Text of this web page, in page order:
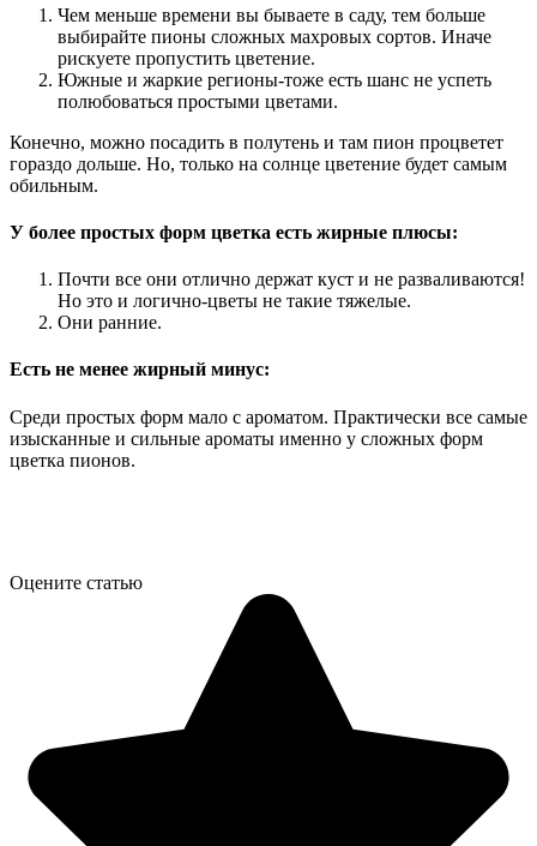
Чем меньше времени вы бываете в саду, тем больше
выбирайте пионы сложных махровых сортов. Иначе
рискуете пропустить цветение.
Южные и жаркие регионы-тоже есть шанс не успеть
полюбоваться простыми цветами.
Конечно, можно посадить в полутень и там пион процветет
гораздо дольше. Но, только на солнце цветение будет самым
обильным.
У более простых форм цветка есть жирные плюсы:
Почти все они отлично держат куст и не разваливаются!
Но это и логично-цветы не такие тяжелые.
Они ранние.
Есть не менее жирный минус:
Среди простых форм мало с ароматом. Практически все самые
изысканные и сильные ароматы именно у сложных форм
цветка пионов.
Оцените статью